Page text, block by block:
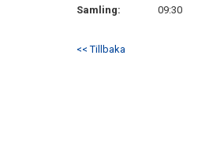
Samling:
09:30
<< Tillbaka